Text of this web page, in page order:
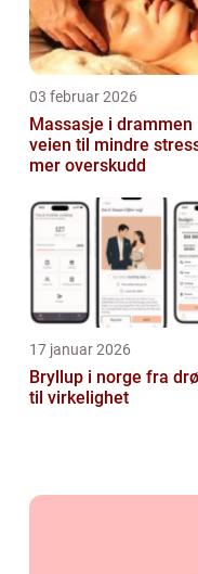
03 februar 2026
Massasje i drammen
veien til mindre
mer overskudd
17 januar 2026
Bryllup i norge fra drøm
til virkelighet